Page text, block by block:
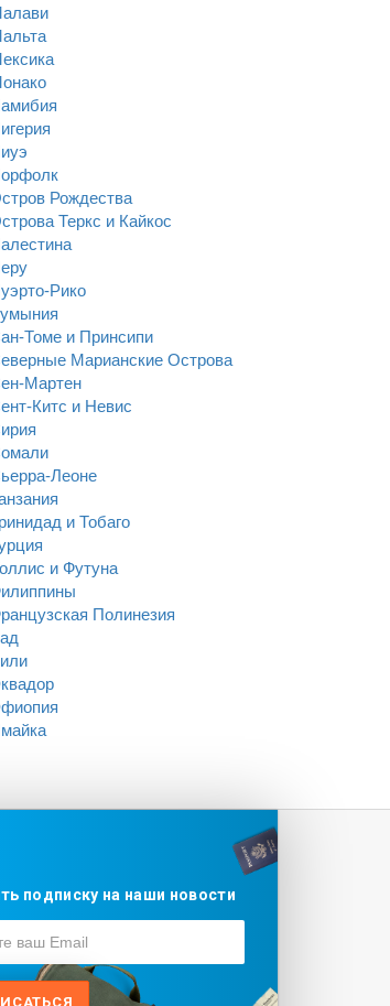
Рождества
Теркс и Кайкос
Рико
Томе и Принсипи
Марианские Острова
Мартен
Китс и Невис
Леоне
и Тобаго
и Футуна
Полинезия
подписку на наши новости